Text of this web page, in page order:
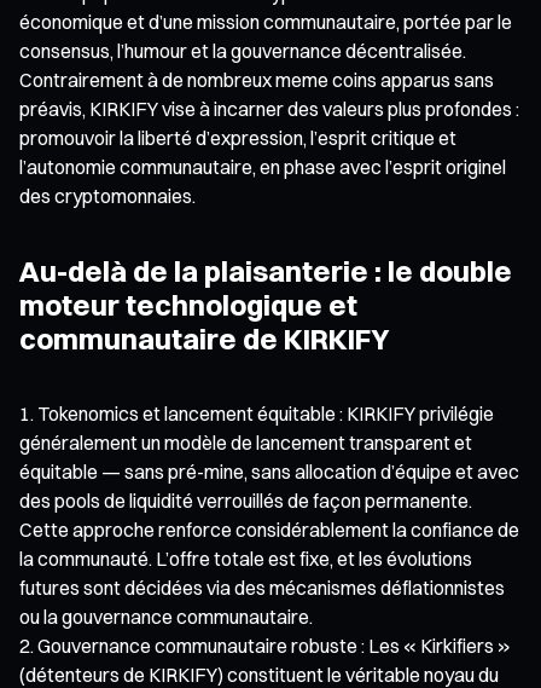
économique et d’une mission communautaire, portée par le
consensus, l’humour et la gouvernance décentralisée.
Contrairement à de nombreux meme coins apparus sans
préavis, KIRKIFY vise à incarner des valeurs plus profondes :
promouvoir la liberté d’expression, l’esprit critique et
l’autonomie communautaire, en phase avec l’esprit originel
des cryptomonnaies.
Au-delà de la plaisanterie : le double
moteur technologique et
communautaire de KIRKIFY
Tokenomics et lancement équitable : KIRKIFY privilégie
généralement un modèle de lancement transparent et
équitable — sans pré-mine, sans allocation d’équipe et avec
des pools de liquidité verrouillés de façon permanente.
Cette approche renforce considérablement la confiance de
la communauté. L’offre totale est fixe, et les évolutions
futures sont décidées via des mécanismes déflationnistes
ou la gouvernance communautaire.
Gouvernance communautaire robuste : Les « Kirkifiers »
(détenteurs de KIRKIFY) constituent le véritable noyau du